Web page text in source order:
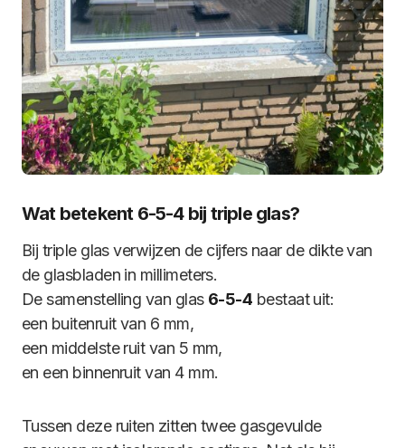
Wat betekent 6-5-4 bij triple glas?
Bij triple glas verwijzen de cijfers naar de dikte van
de glasbladen in millimeters.
De samenstelling van glas 6-5-4 bestaat uit:
een buitenruit van 6 mm,
een middelste ruit van 5 mm,
en een binnenruit van 4 mm.
Tussen deze ruiten zitten twee gasgevulde